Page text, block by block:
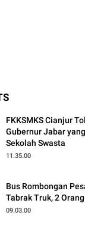
FKKSMKS Cianjur
Gubernur Jabar
Sekolah Swasta
11.35.00
Bus Rombongan
Tabrak Truk, 2
09.03.00